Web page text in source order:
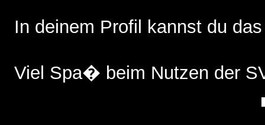
In deinem Profil kannst du
Viel Spa� beim Nutzen der